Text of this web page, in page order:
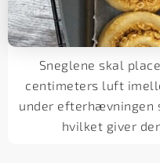
Sneglene skal
centimeters luft
under efterhævningen
hvilket giver